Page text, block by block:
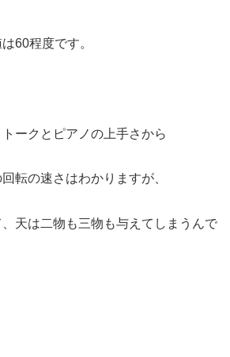
60程度です。
ークとピアノの上手さから
転の速さはわかりますが、
天は二物も三物も与えてしまうんで